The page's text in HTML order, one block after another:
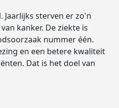
Jaarlijks sterven er zo'n
kanker. De ziekte is
nummer één.
en een betere kwaliteit
Dat is het doel van